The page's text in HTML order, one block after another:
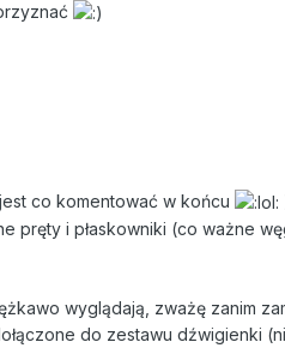
co komentować w końcu
i płaskowniki (co ważne
wyglądają, zważę zanim
do zestawu dźwigienki